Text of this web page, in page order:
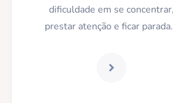
dificuldade em se concentrar,
prestar atenção e ficar